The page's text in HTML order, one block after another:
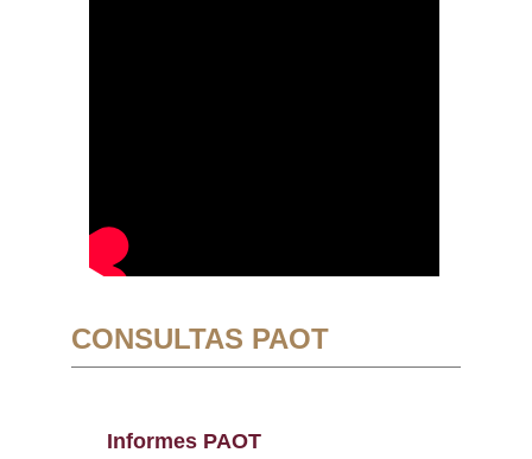
CONSULTAS PAOT
Informes PAOT